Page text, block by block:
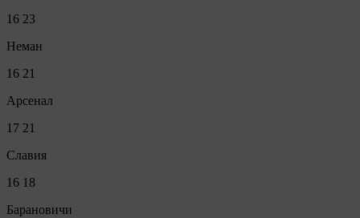
16 23
Неман
16 21
Арсенал
17 21
Славия
16 18
Барановичи